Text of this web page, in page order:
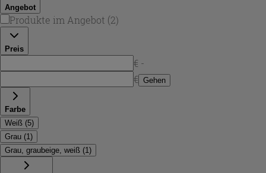
Renovierungen eine schnelle, saubere Lösung
ermöglichen.
Angebot
Produkte im Angebot (2)
Preis
€ -
€ Gehen
Farbe
Weiß (5)
Grau (1 )
Grau, graubeige, weiß (1 )